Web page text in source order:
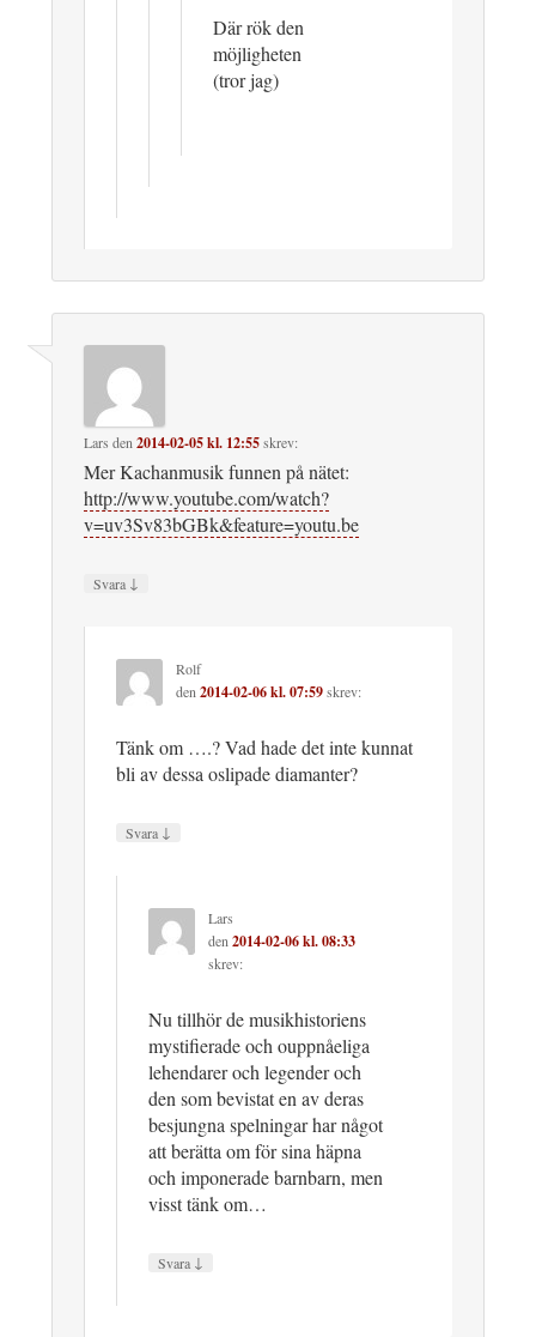
Där rök den
möjligheten
(tror jag)
Lars den2014-02-05 kl. 12:55skrev:
Mer Kachanmusik funnen på nätet:
http://www.youtube.com/watch?
v=uv3Sv83bGBk&feature=youtu.be
Svara ↓
Rolf
den2014-02-06 kl. 07:59skrev:
Tänk om ….? Vad hade det inte kunnat
bli av dessa oslipade diamanter?
Svara ↓
Lars
den2014-02-06 kl. 08:33
skrev:
Nu tillhör de musikhistoriens
mystifierade och ouppnåeliga
lehendarer och legender och
den som bevistat en av deras
besjungna spelningar har något
att berätta om för sina häpna
och imponerade barnbarn, men
visst tänk om…
Svara ↓